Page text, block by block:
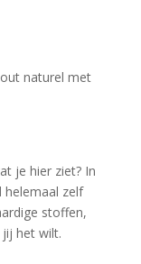
naturel met
je hier ziet? In
helemaal zelf
stoffen,
het wilt.